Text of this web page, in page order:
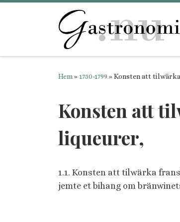
Hoppa till innehåll
Hem »1750-1799 »Konsten att
Konsten att
liqueurer,
1.1. Konsten att tilwärka
jemte et bihang om